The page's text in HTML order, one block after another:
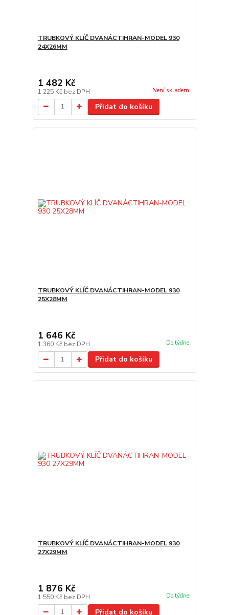
TRUBKOVÝ KLÍČ DVANÁCTIHRAN-MODEL 930
24X26MM
1 482 Kč
1 225 Kč bez DPH Není skladem
Přidat do košíku
TRUBKOVÝ KLÍČ DVANÁCTIHRAN-MODEL 930
25X28MM
1 646 Kč
1 360 Kč bez DPH Do týdne
Přidat do košíku
TRUBKOVÝ KLÍČ DVANÁCTIHRAN-MODEL 930
27X29MM
1 876 Kč
1 550 Kč bez DPH Do týdne
Přidat do košíku